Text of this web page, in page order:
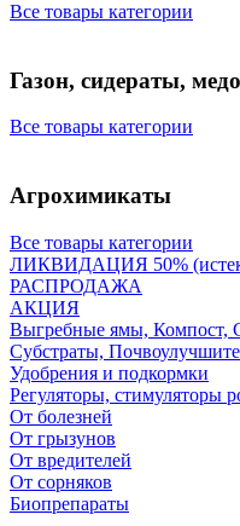
Все товары категории
Газон, сидераты,
Все товары категории
Агрохимикаты
Все товары категории
ЛИКВИДАЦИЯ 50%
РАСПРОДАЖА
АКЦИЯ
Выгребные ямы, Компост,
Субстраты,
Удобрения и подкормки
Регуляторы, стимуляторы
От болезней
От грызунов
От вредителей
От сорняков
Биопрепараты